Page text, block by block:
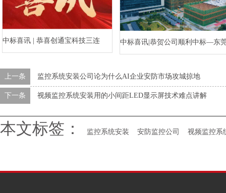
中标喜讯 | 恭喜创通宝科技三连 中标喜讯|恭贺公司顺利中标—东
标段）智能化工程
上一条 监控系统安装公司论为什么AI企业安防市场攻城掠地
下一条 视频监控系统安装用的小间距LED显示屏技术难点讲解
本文标签： 监控系统安装 安防监控公司 视频监控系